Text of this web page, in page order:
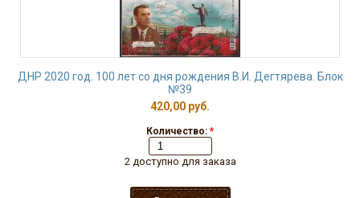
ДНР 2020 год. 100 лет со дня рождения В.И. Дегтярева. Блок
№39
420,00 руб.
Количество: *
2 доступно для заказа